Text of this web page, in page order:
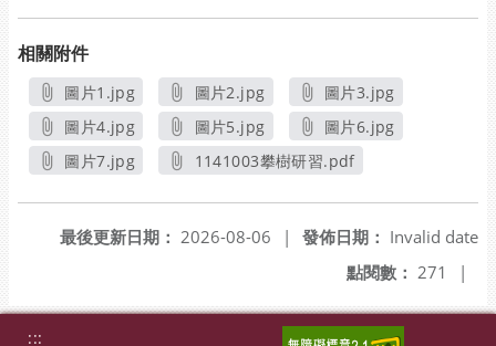
相關附件
圖片1.jpg
另開新視窗
圖片2.jpg
另開新視窗
圖片3.jpg
另開新視窗
圖片4.jpg
另開新視窗
圖片5.jpg
另開新視窗
圖片6.jpg
另開新視窗
圖片7.jpg
1141003攀樹研習.pdf
發佈日期： Invalid date
最後更新日期： 2026-08-06
|
點閱數： 271 |
:::